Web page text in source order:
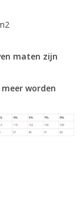
maten zijn
worden